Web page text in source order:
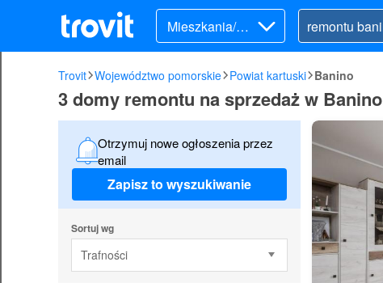
Mieszkania/Do
my (sprzedaż)
Trovit Województwo pomorskie Powiat kartuski Banino
3 domy remontu na sprzedaż w Banino
Otrzymuj nowe ogłoszenia przez
email
Zapisz to wyszukiwanie
Sortuj wg
Trafności